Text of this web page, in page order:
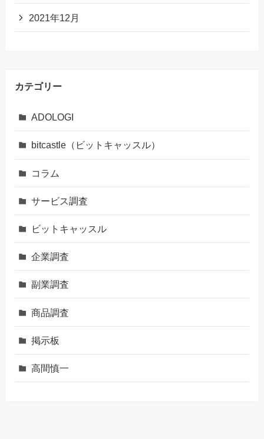
2021年12月
カテゴリー
ADOLOGI
bitcastle（ビットキャッスル）
コラム
サービス調査
ビットキャッスル
企業調査
副業調査
商品調査
掲示板
高間慎一